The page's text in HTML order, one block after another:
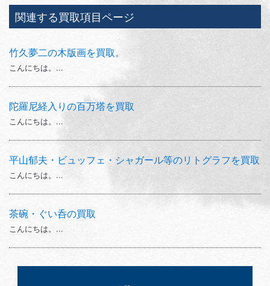
関連する買取項目ページ
竹久夢二の木版画を買取。
こんにちは。...
陀羅尼経入りの百万塔を買取
こんにちは。...
平山郁夫・ビュッフェ・シャガール等のリトグラフを買取
こんにちは。...
茶碗・ぐい呑の買取
こんにちは。...